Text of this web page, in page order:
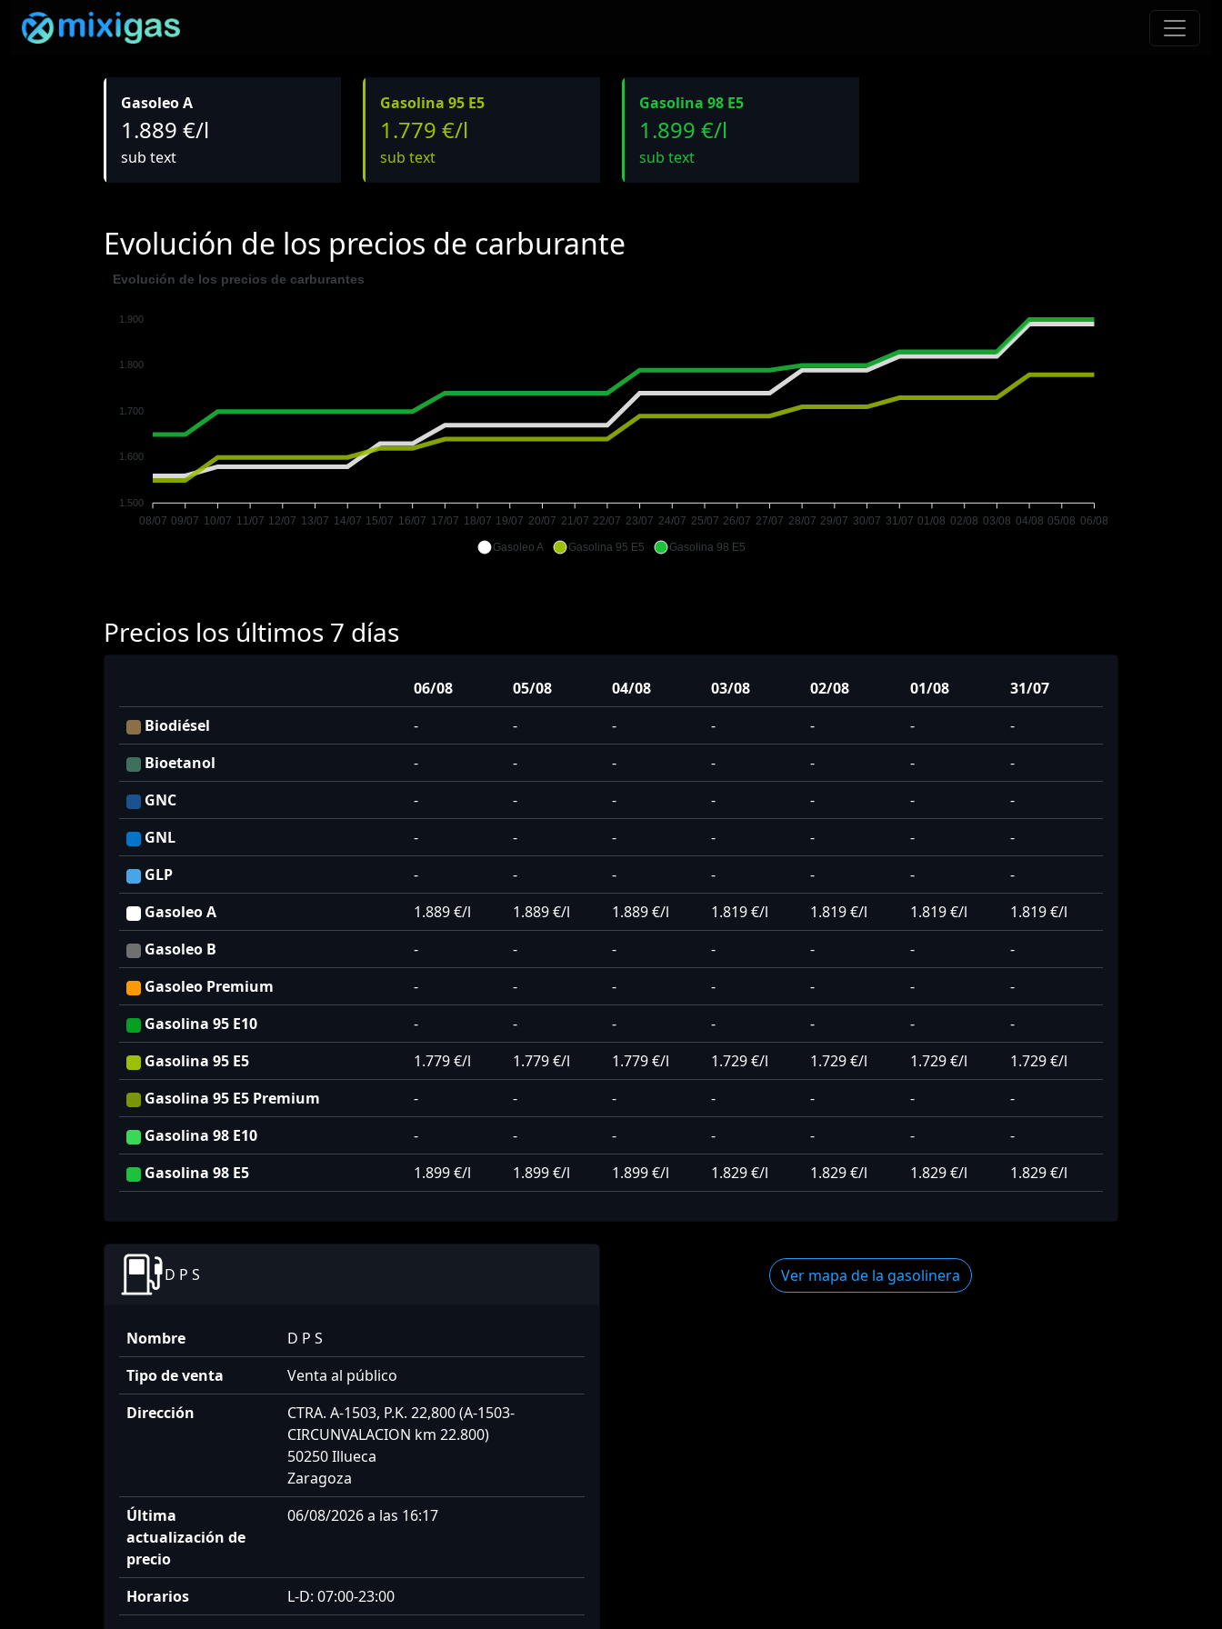
Gasoleo A
1.889 €/l
sub text
Gasolina 95 E5
1.779 €/l
sub text
Gasolina 98 E5
1.899 €/l
sub text
Evolución de los precios de carburante
Evolución de los precios de carburantes
1.900
1.800
1.700
1.600
1.500
08/07 09/07 10/07 11/07 12/07 13/07 14/07 15/07 16/07 17/07 18/07 19/07 20/07 21/07 22/07 23/07 24/07 25/07 26/07 27/07 28/07 29/07 30/07 31/07 01/08 02/08 03/08 04/08 05/08 06/08
Gasoleo A Gasolina 95 E5 Gasolina 98 E5
Precios los últimos 7 días
06/08 05/08 04/08 03/08 02/08 01/08
31/07
Biodiésel
- - - - - -
-
Bioetanol
- - - - - -
-
GNC
- - - - - -
-
GNL
- - - - - -
-
GLP
- - - - - -
-
Gasoleo A
1.889 €/l 1.889 €/l 1.889 €/l 1.819 €/l 1.819 €/l 1.819 €/l
1.819 €/l
Gasoleo B
- - - - - -
-
Gasoleo Premium
- - - - - -
-
Gasolina 95 E10
- - - - - -
-
Gasolina 95 E5
1.779 €/l 1.779 €/l 1.779 €/l 1.729 €/l 1.729 €/l 1.729 €/l
1.729 €/l
Gasolina 95 E5 Premium
- - - - - -
-
Gasolina 98 E10
- - - - - -
-
Gasolina 98 E5
1.899 €/l 1.899 €/l 1.899 €/l 1.829 €/l 1.829 €/l 1.829 €/l 1.829 €/l
D P S
Nombre
D P S
Tipo de venta
Venta al público
Dirección
CTRA. A-1503, P.K. 22,800 (A-1503-
CIRCUNVALACION km 22.800)
50250 Illueca
Zaragoza
Última
actualización de
precio
06/08/2026 a las 16:17
Horarios L-D: 07:00-23:00
Ver mapa de la gasolinera